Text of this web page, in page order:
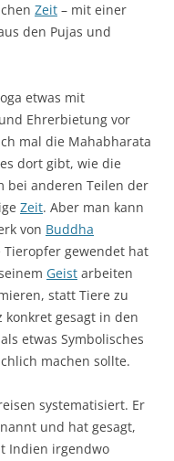
Zeit – mit einer
den Pujas und
etwas mit
Ehrerbietung vor
mal die Mahabharata
dort gibt, wie die
bei anderen Teilen der
Zeit. Aber man kann
von Buddha
gewendet hat
Geist arbeiten
statt Tiere zu
konkret gesagt in den
etwas Symbolisches
machen sollte.
systematisiert. Er
und hat gesagt,
Indien irgendwo